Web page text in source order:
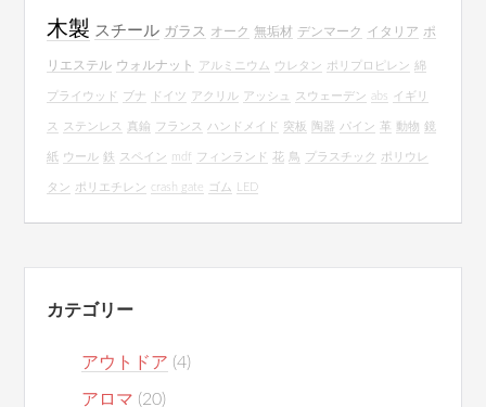
木製 スチール ガラス オーク 無垢材 デンマーク イタリア ポ
リエステル ウォルナット アルミニウム ウレタン ポリプロピレン 綿
プライウッド ブナ ドイツ アクリル アッシュ スウェーデン abs イギリ
ス ステンレス 真鍮 フランス ハンドメイド 突板 陶器 パイン 革 動物 鏡
紙 ウール 鉄 スペイン mdf フィンランド 花 鳥 プラスチック ポリウレ
タン ポリエチレン crash gate ゴム LED
カテゴリー
アウトドア (4)
アロマ (20)